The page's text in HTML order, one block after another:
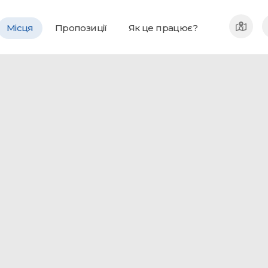
Місця Пропозиції Як це працює?